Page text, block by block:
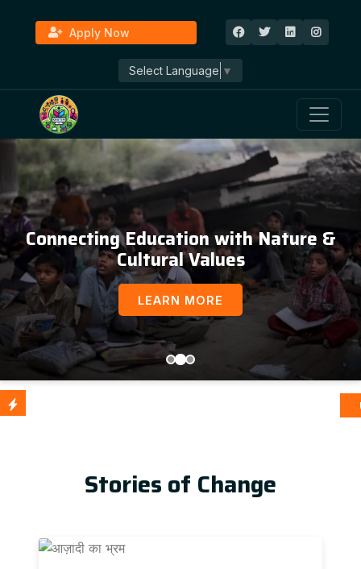
Apply Now
Select Language ▼
Education, Awareness & Social
Development
LEARN MORE
आज़ादी
Stories of Change